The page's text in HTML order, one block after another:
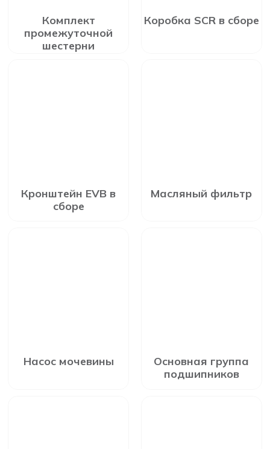
Комплект
промежуточной
шестерни
Коробка SCR в сборе
Кронштейн EVB в
сборе
Масляный фильтр
Насос мочевины
Основная группа
подшипников